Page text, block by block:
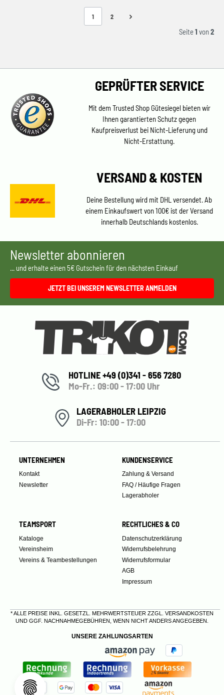
1 2
Seite1 von2
GEPRÜFTER SERVICE
Mit dem Trusted Shop Gütesiegel bieten wir
Ihnen garantierten Schutz gegen
Kaufpreisverlust bei Nicht-Lieferung und
Nicht-Erstattung.
VERSAND & KOSTEN
Deine Bestellung wird mit DHL versendet. Ab
einem Einkaufswert von 100€ ist der Versand
innerhalb Deutschlands kostenlos.
Newsletter abonnieren
... und erhalte einen 5€ Gutschein für den nächsten Einkauf
JETZT BEI UNSEREM NEWSLETTER ANMELDEN
HOTLINE +49 (0)341 - 656 7280
Mo-Fr.: 09:00 - 17:00 Uhr
LAGERABHOLER LEIPZIG
Di-Fr: 10:00 - 17:00
UNTERNEHMEN
Kontakt
Newsletter
KUNDENSERVICE
Zahlung & Versand
FAQ / Häufige Fragen
Lagerabholer
TEAMSPORT
Kataloge
Vereinsheim
Vereins & Teambestellungen
RECHTLICHES & CO
Datenschutzerklärung
Widerrufsbelehrung
Widerrufsformular
AGB
Impressum
* ALLE PREISE INKL. GESETZL. MEHRWERTSTEUER ZZGL. VERSANDKOSTEN
UND GGF. NACHNAHMEGEBÜHREN, WENN NICHT ANDERS ANGEGEBEN.
UNSERE ZAHLUNGSARTEN